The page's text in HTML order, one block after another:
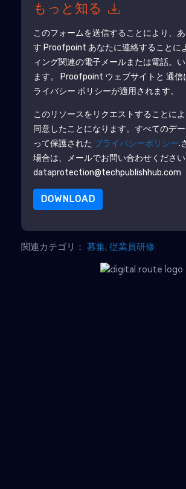
もっと知る
このフォームを送信することにより、
す Proofpoint あなたに連絡することに
ィング関連の電子メールまたは電話。
ます。
Proofpoint ウェブサイトと 通
ライバシー ポリシーが適用されます。
このリソースをリクエストすることに
同意したことになります。すべてのデ
って保護された プライバシーポリシー.
場合は、メールでお問い合わせください
dataprotection@techpublishhub.com
DOWNLOAD
関連カテゴリ： 募集, 従業員研修